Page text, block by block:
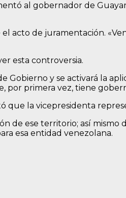
al gobernador de
acto de juramentación.
esta controversia.
Gobierno y se activará la
por primera vez, tiene
que la vicepresidenta
de ese territorio; así
esa entidad venezolana.